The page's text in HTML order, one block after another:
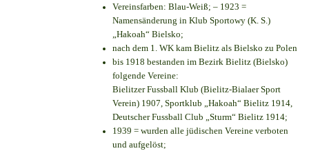
Vereinsfarben: Blau-Weiß; – 1923 =
Namensänderung in Klub Sportowy (K. S.)
„Hakoah“ Bielsko;
nach dem 1. WK kam Bielitz als Bielsko zu Polen
bis 1918 bestanden im Bezirk Bielitz (Bielsko)
folgende Vereine:
Bielitzer Fussball Klub (Bielitz-Bialaer Sport
Verein) 1907, Sportklub „Hakoah“ Bielitz 1914,
Deutscher Fussball Club „Sturm“ Bielitz 1914;
1939 = wurden alle jüdischen Vereine verboten
und aufgelöst;